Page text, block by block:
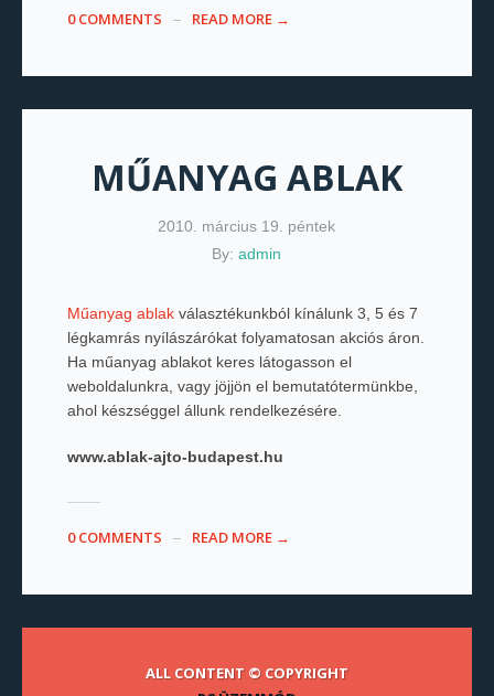
0 COMMENTS READ MORE →
MŰANYAG ABLAK
2010. március 19. péntek
By:admin
Műanyag ablakválasztékunkból kínálunk 3, 5 és 7
légkamrás nyílászárókat folyamatosan akciós áron.
Ha műanyag ablakot keres látogasson el
weboldalunkra, vagy jöjjön el bemutatótermünkbe,
ahol készséggel állunk rendelkezésére.
www.ablak-ajto-budapest.hu
0 COMMENTS READ MORE →
ALL CONTENT © COPYRIGHT